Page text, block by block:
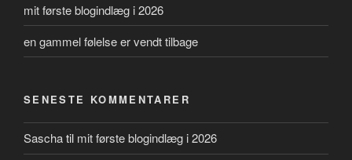
mit første blogindlæg i 2026
en gammel følelse er vendt tilbage
SENESTE KOMMENTARER
Saschatil mit første blogindlæg i 2026